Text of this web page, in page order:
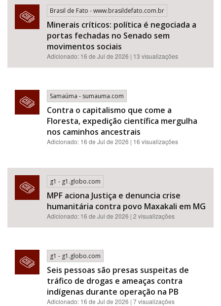
Brasil de Fato - www.brasildefato.com.br
Minerais críticos: política é negociada a
portas fechadas no Senado sem
movimentos sociais
Adicionado: 16 de Jul de 2026 | 13 visualizações
Samaúma - sumauma.com
Contra o capitalismo que come a
Floresta, expedição científica mergulha
nos caminhos ancestrais
Adicionado: 16 de Jul de 2026 | 16 visualizações
g1 - g1.globo.com
MPF aciona Justiça e denuncia crise
humanitária contra povo Maxakali em MG
Adicionado: 16 de Jul de 2026 | 2 visualizações
g1 - g1.globo.com
Seis pessoas são presas suspeitas de
tráfico de drogas e ameaças contra
indígenas durante operação na PB
Adicionado: 16 de Jul de 2026 | 7 visualizações